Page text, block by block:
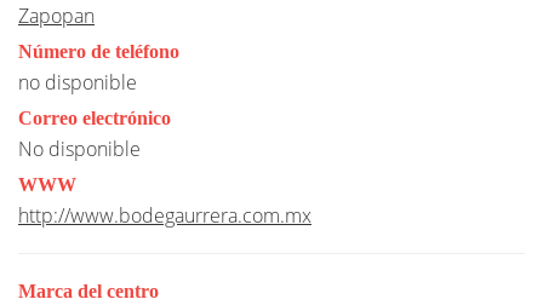
Zapopan
Número de teléfono
no disponible
Correo electrónico
No disponible
WWW
http://www.bodegaurrera.com.mx
Marca del centro